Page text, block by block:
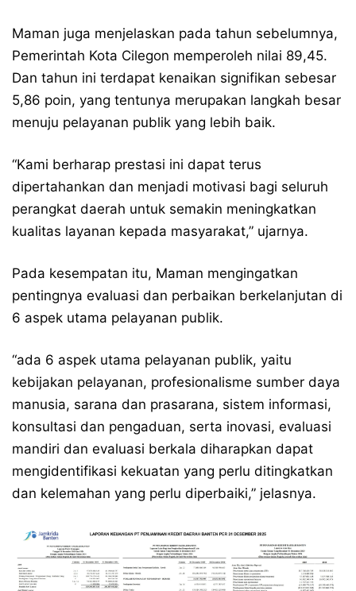
Maman juga menjelaskan pada tahun sebelumnya,
Pemerintah Kota Cilegon memperoleh nilai 89,45.
Dan tahun ini terdapat kenaikan signifikan sebesar
5,86 poin, yang tentunya merupakan langkah besar
menuju pelayanan publik yang lebih baik.
“Kami berharap prestasi ini dapat terus
dipertahankan dan menjadi motivasi bagi seluruh
perangkat daerah untuk semakin meningkatkan
kualitas layanan kepada masyarakat,” ujarnya.
Pada kesempatan itu, Maman mengingatkan
pentingnya evaluasi dan perbaikan berkelanjutan di
6 aspek utama pelayanan publik.
“ada 6 aspek utama pelayanan publik, yaitu
kebijakan pelayanan, profesionalisme sumber daya
manusia, sarana dan prasarana, sistem informasi,
konsultasi dan pengaduan, serta inovasi, evaluasi
mandiri dan evaluasi berkala diharapkan dapat
mengidentifikasi kekuatan yang perlu ditingkatkan
dan kelemahan yang perlu diperbaiki,” jelasnya.